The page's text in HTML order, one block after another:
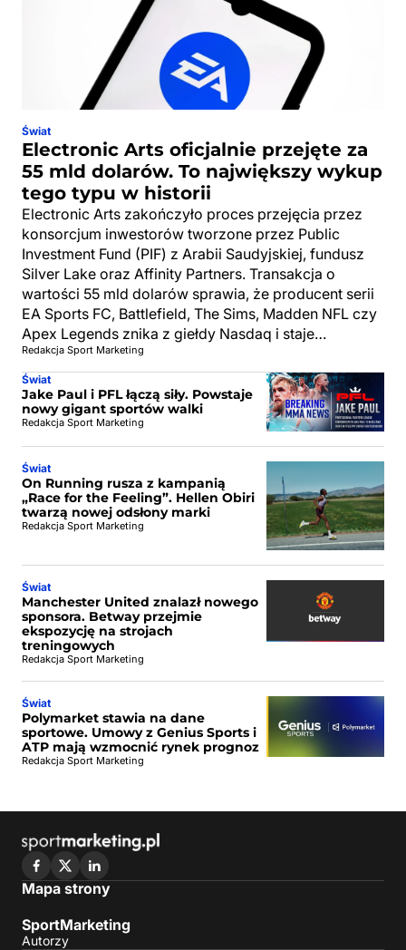
Świat
Electronic Arts oficjalnie przejęte za
55 mld dolarów. To największy wykup
tego typu w historii
Electronic Arts zakończyło proces przejęcia przez
konsorcjum inwestorów tworzone przez Public
Investment Fund (PIF) z Arabii Saudyjskiej, fundusz
Silver Lake oraz Affinity Partners. Transakcja o
wartości 55 mld dolarów sprawia, że producent serii
EA Sports FC, Battlefield, The Sims, Madden NFL czy
Apex Legends znika z giełdy Nasdaq i staje…
Redakcja Sport Marketing
Świat
Jake Paul i PFL łączą siły. Powstaje
nowy gigant sportów walki
Redakcja Sport Marketing
Świat
On Running rusza z kampanią
„Race for the Feeling”. Hellen Obiri
twarzą nowej odsłony marki
Redakcja Sport Marketing
Świat
Manchester United znalazł nowego
sponsora. Betway przejmie
ekspozycję na strojach
treningowych
Redakcja Sport Marketing
Świat
Polymarket stawia na dane
sportowe. Umowy z Genius Sports i
ATP mają wzmocnić rynek prognoz
Redakcja Sport Marketing
Mapa strony
SportMarketing
Autorzy